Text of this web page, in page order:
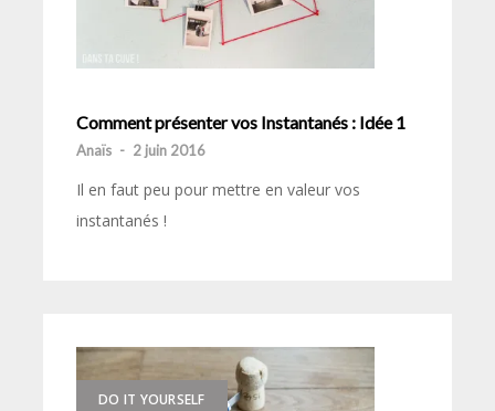
Comment présenter vos Instantanés : Idée 1
Anaïs - 2 juin 2016
Il en faut peu pour mettre en valeur vos
instantanés !
DO IT YOURSELF